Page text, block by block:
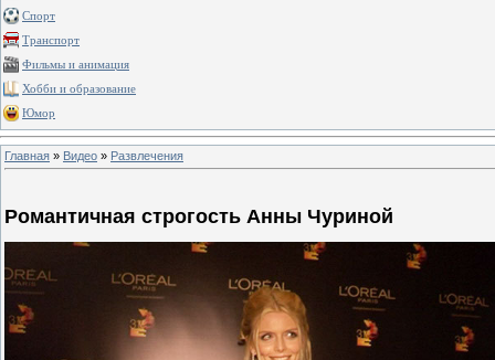
Спорт
Транспорт
Фильмы и анимация
Хобби и образование
Юмор
Главная » Видео » Развлечения
Романтичная строгость Анны Чуриной